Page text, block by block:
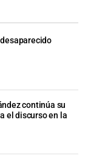
continúa su
el discurso en la